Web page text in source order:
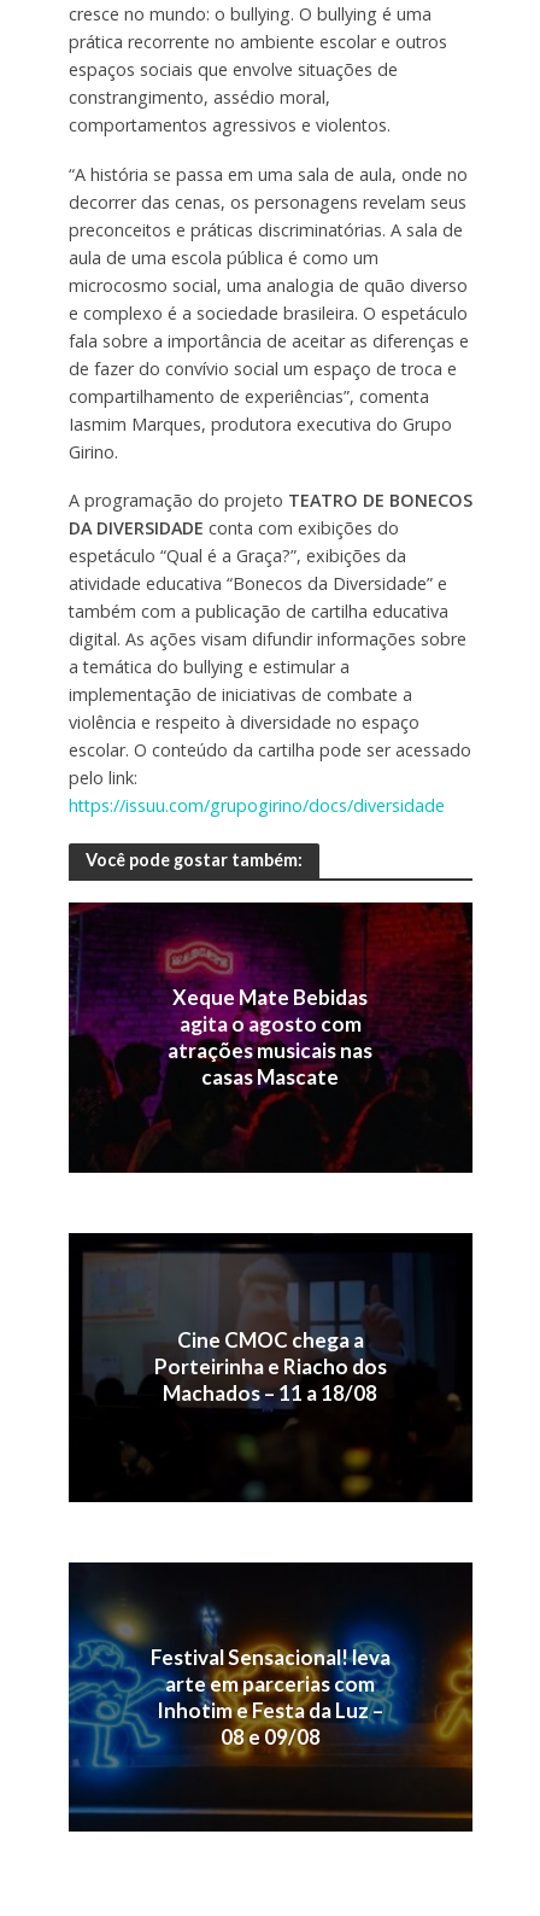
cresce no mundo: o bullying. O bullying é uma
prática recorrente no ambiente escolar e outros
espaços sociais que envolve situações de
constrangimento, assédio moral,
comportamentos agressivos e violentos.
“A história se passa em uma sala de aula, onde no
decorrer das cenas, os personagens revelam seus
preconceitos e práticas discriminatórias. A sala de
aula de uma escola pública é como um
microcosmo social, uma analogia de quão diverso
e complexo é a sociedade brasileira. O espetáculo
fala sobre a importância de aceitar as diferenças e
de fazer do convívio social um espaço de troca e
compartilhamento de experiências”, comenta
Iasmim Marques, produtora executiva do Grupo
Girino.
A programação do projeto TEATRO DE BONECOS
DA DIVERSIDADE conta com exibições do
espetáculo “Qual é a Graça?”, exibições da
atividade educativa “Bonecos da Diversidade” e
também com a publicação de cartilha educativa
digital. As ações visam difundir informações sobre
a temática do bullying e estimular a
implementação de iniciativas de combate a
violência e respeito à diversidade no espaço
escolar. O conteúdo da cartilha pode ser acessado
pelo link:
https://issuu.com/grupogirino/docs/diversidade
Você pode gostar também:
Xeque Mate Bebidas
agita o agosto com
atrações musicais nas
casas Mascate
Cine CMOC chega a
Porteirinha e Riacho dos
Machados – 11 a 18/08
Festival Sensacional! leva
arte em parcerias com
Inhotim e Festa da Luz –
08 e 09/08